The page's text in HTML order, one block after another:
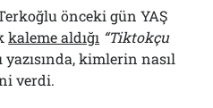
önceki gün YAŞ
kaleme aldığı “Tiktokçu
yazısında, kimlerin nasıl
verdi.